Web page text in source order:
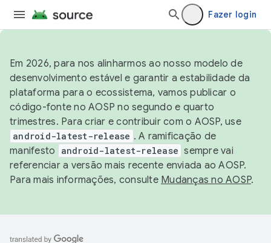
Fazer login
Em 2026, para nos alinharmos ao nosso modelo de
desenvolvimento estável e garantir a estabilidade da
plataforma para o ecossistema, vamos publicar o
código-fonte no AOSP no segundo e quarto
trimestres. Para criar e contribuir com o AOSP, use
android-latest-release . A ramificação de
manifesto
android-latest-release sempre vai
referenciar a versão mais recente enviada ao AOSP.
Para mais informações, consulte Mudanças no AOSP.